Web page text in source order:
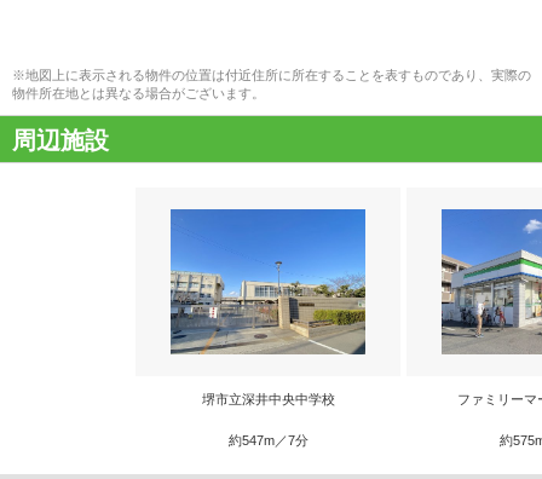
※地図上に表示される物件の位置は付近住所に所在することを表すものであり、実際の
物件所在地とは異なる場合がございます。
周辺施設
堺市立深井中央中学校
約547m／7分
ファミリーマ
約